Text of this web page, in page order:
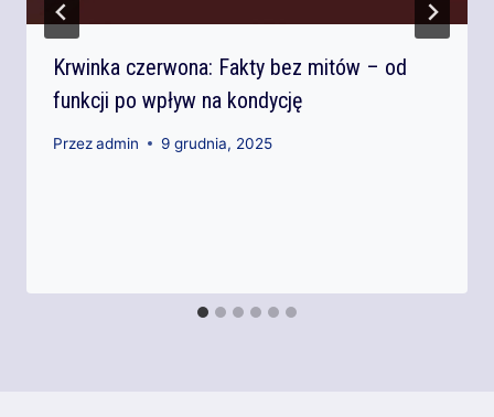
Krwinka czerwona: Fakty bez mitów – od
funkcji po wpływ na kondycję
Przezadmin 9 grudnia, 2025